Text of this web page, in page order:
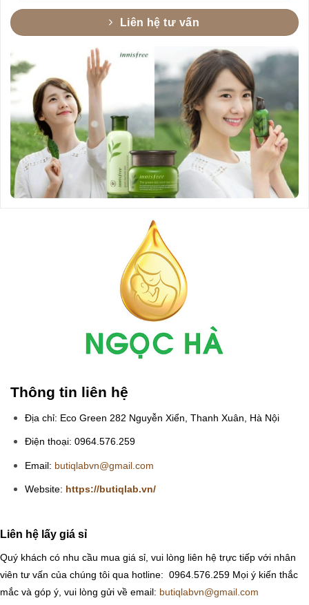
Liên hệ tư vấn
Thông tin liên hệ
Địa chỉ: Eco Green 282 Nguyễn Xiển, Thanh Xuân, Hà Nội
Điện thoại: 0964.576.259
Email: butiqlabvn@gmail.com
Website: https://butiqlab.vn/
Liên hệ lấy giá sỉ
Quý khách có nhu cầu mua giá sỉ, vui lòng liên hệ trực tiếp với nhân
viên tư vấn của chúng tôi qua hotline: 0964.576.259 Mọi ý kiến thắc
mắc và góp ý, vui lòng gửi về email: butiqlabvn@gmail.com